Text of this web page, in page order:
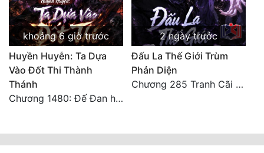
khoảng 6 giờ trước
Huyền Huyễn: Ta Dựa
Vào Đốt Thi Thành
Thánh
Chương 1480: Đế Đan hiện
2 ngày trước
Đấu La Thế Giới Trùm
Phản Diện
Chương 285 Tranh Cãi Giữa Sư Đồ